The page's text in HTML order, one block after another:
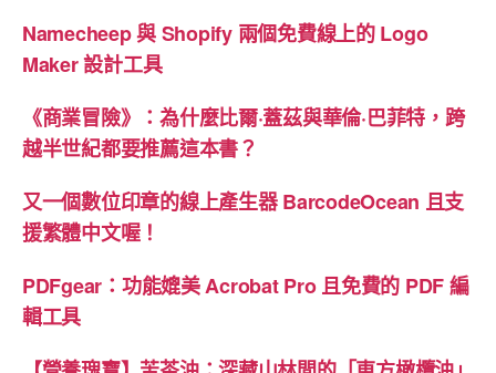
軟
新
Namecheep 與 Shopify 兩個免費線上的 Logo
Maker 設計工具
《商業冒險》：為什麼比爾·蓋茲與華倫·巴菲特，跨
越半世紀都要推薦這本書？
又一個數位印章的線上產生器 BarcodeOcean 且支
援繁體中文喔！
PDFgear：功能媲美 Acrobat Pro 且免費的 PDF 編
輯工具